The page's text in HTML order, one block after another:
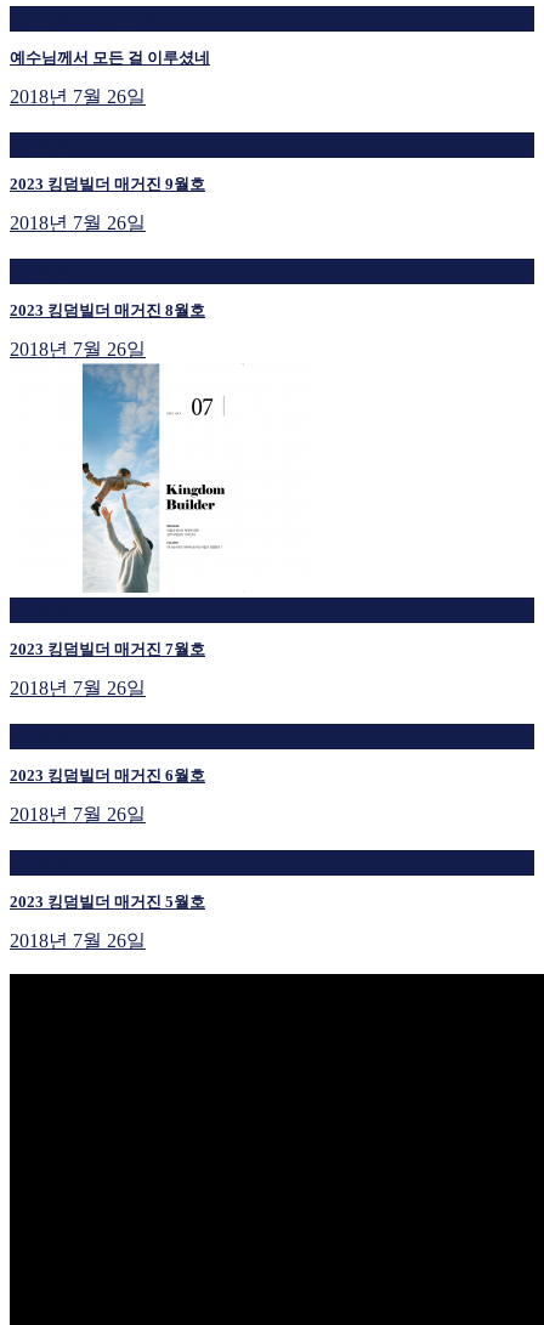
예수님께서 모든 걸 이루셨네
2018년 7월 26일
2023 킹덤빌더 매거진 9월호
2018년 7월 26일
2023 킹덤빌더 매거진 8월호
2018년 7월 26일
2023 킹덤빌더 매거진 7월호
2018년 7월 26일
2023 킹덤빌더 매거진 6월호
2018년 7월 26일
2023 킹덤빌더 매거진 5월호
2018년 7월 26일